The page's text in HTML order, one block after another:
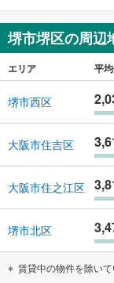
堺市堺区の周辺
エリア 平
堺市西区
大阪市住吉区
大阪市住之江区
堺市北区
賃貸中の物件を除いて